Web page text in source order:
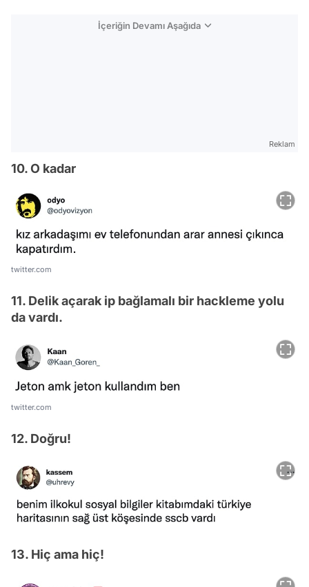
İçeriğin Devamı Aşağıda
Reklam
10. O kadar
twitter.com
11. Delik açarak ip bağlamalı bir hackleme yolu
da vardı.
twitter.com
12. Doğru!
13. Hiç ama hiç!